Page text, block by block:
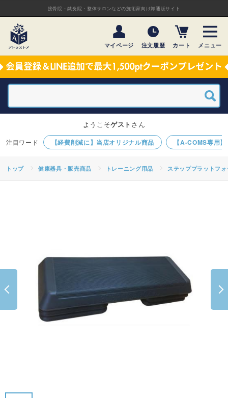
接骨院・鍼灸院・整体サロンなどの施術家向け卸通販サイト
マイページ 注文履歴 カート メニュー
【経費削減に】当店オリジナル商品 【A-COMS専用
ようこそゲスト さん
トップ 健康器具・販売商品 トレーニング用品 ステッププラットフ